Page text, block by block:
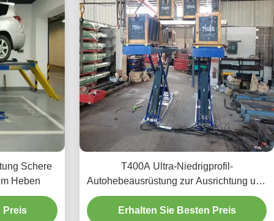
Schere
Heben
Preis
T400A Ultra-Niedrigprofil-
Autohebeausrüstung zur Ausrichtung und
Wartung
Erhalten Sie Besten Preis